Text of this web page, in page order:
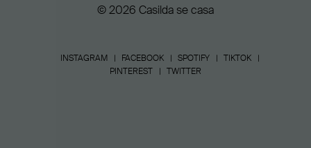
© 2026 Casilda se casa
INSTAGRAM FACEBOOK SPOTIFY
TIKTOK
PINTEREST
TWITTER